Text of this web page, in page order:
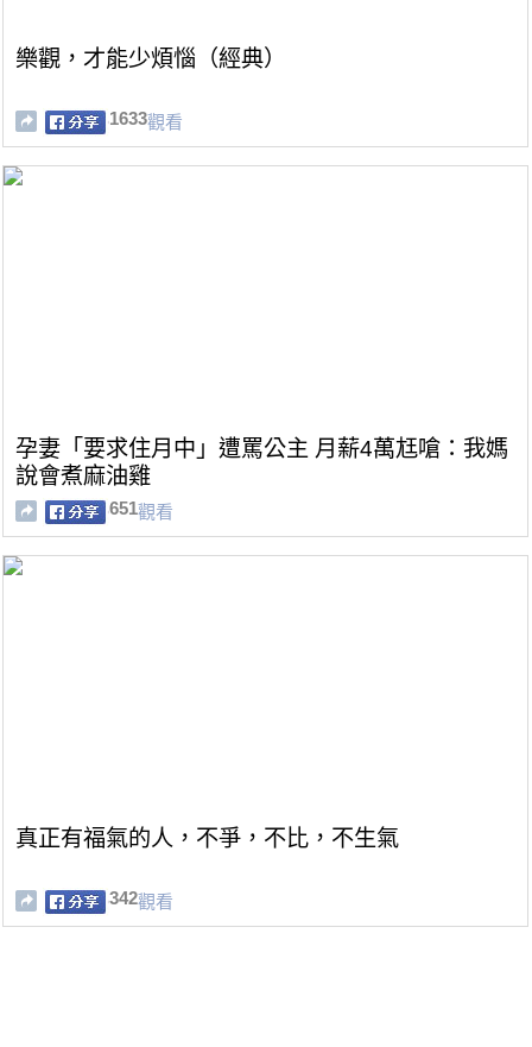
樂觀，才能少煩惱（經典）
1633觀看
孕妻「要求住月中」遭罵公主 月薪4萬尪嗆：我媽
說會煮麻油雞
651觀看
真正有福氣的人，不爭，不比，不生氣
342觀看